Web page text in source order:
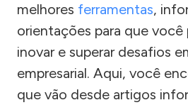
melhores ferramentas,
orientações para que você
inovar e superar desafios
empresarial. Aqui, você
que vão desde artigos